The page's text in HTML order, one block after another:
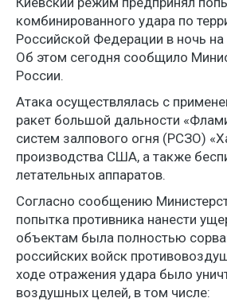
комбинированного удара по
Российской Федерации в ночь
Об этом сегодня сообщило
России.
Атака осуществлялась с
ракет большой дальности
систем залпового огня (РСЗО)
производства США, а также
летательных аппаратов.
Согласно сообщению
попытка противника нанести
объектам была полностью
российских войск
ходе отражения удара было
воздушных целей, в том числе: